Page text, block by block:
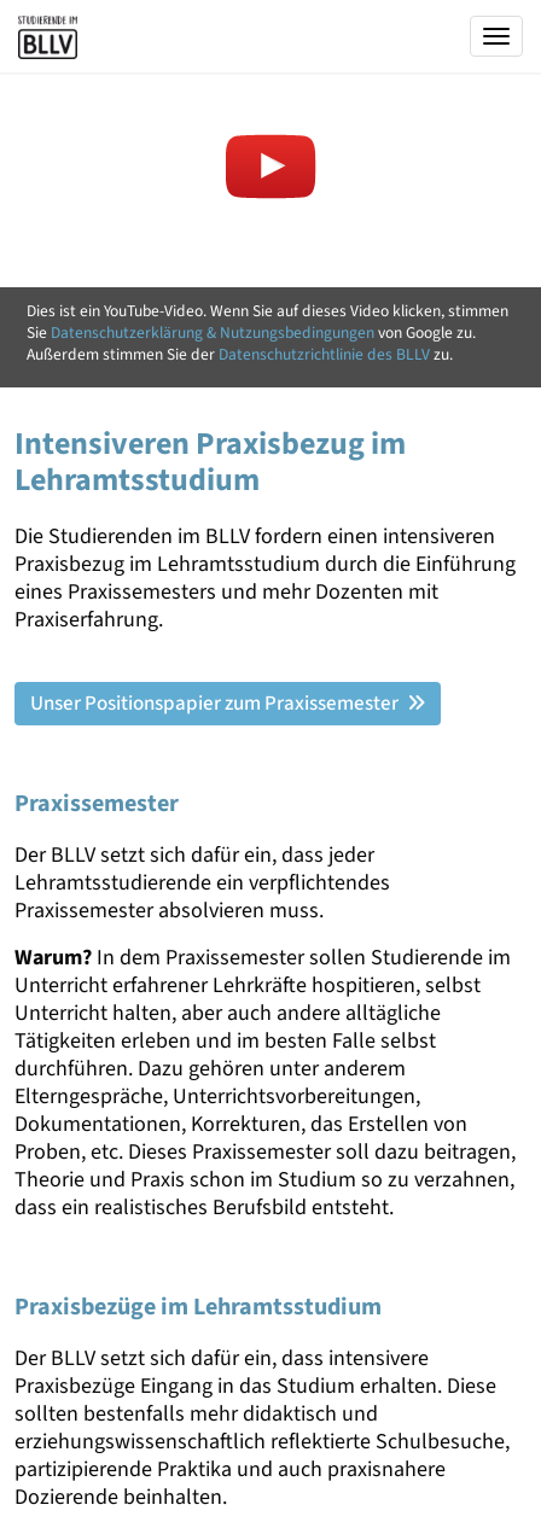
Dies ist ein YouTube-Video. Wenn Sie auf dieses Video klicken, stimmen
Sie Datenschutzerklärung & Nutzungsbedingungenvon Google zu.
Außerdem stimmen Sie der Datenschutzrichtlinie des BLLVzu.
Intensiveren Praxisbezug im
Lehramtsstudium
Die Studierenden im BLLV fordern einen intensiveren
Praxisbezug im Lehramtsstudium durch die Einführung
eines Praxissemesters und mehr Dozenten mit
Praxiserfahrung.
Unser Positionspapier zum Praxissemester
Praxissemester
Der BLLV setzt sich dafür ein, dass jeder
Lehramtsstudierende ein verpflichtendes
Praxissemester absolvieren muss.
Warum? In dem Praxissemester sollen Studierende im
Unterricht erfahrener Lehrkräfte hospitieren, selbst
Unterricht halten, aber auch andere alltägliche
Tätigkeiten erleben und im besten Falle selbst
durchführen. Dazu gehören unter anderem
Elterngespräche, Unterrichtsvorbereitungen,
Dokumentationen, Korrekturen, das Erstellen von
Proben, etc. Dieses Praxissemester soll dazu beitragen,
Theorie und Praxis schon im Studium so zu verzahnen,
dass ein realistisches Berufsbild entsteht.
Praxisbezüge im Lehramtsstudium
Der BLLV setzt sich dafür ein, dass intensivere
Praxisbezüge Eingang in das Studium erhalten. Diese
sollten bestenfalls mehr didaktisch und
erziehungswissenschaftlich reflektierte Schulbesuche,
partizipierende Praktika und auch praxisnahere
Dozierende beinhalten.